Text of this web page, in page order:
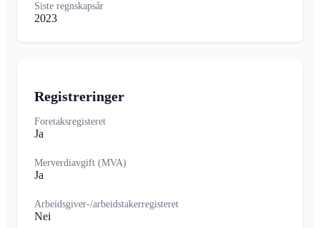
Siste regnskapsår
2023
Registreringer
Foretaksregisteret
Ja
Merverdiavgift (MVA)
Ja
Arbeidsgiver-/arbeidstakerregisteret
Nei